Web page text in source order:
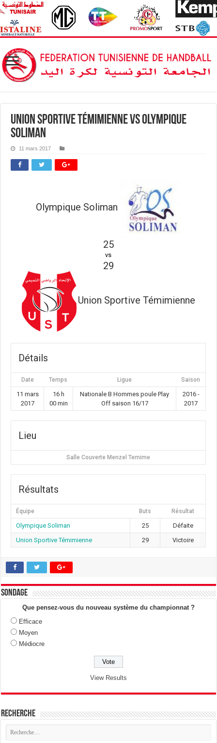
Union Sportive Témimienne vs Olympique
Soliman
11 mars 2017
Olympique Soliman
25
vs
29
Union Sportive Témimienne
Détails
Date Temps Ligue Saison
11 mars
2017
16 h
00 min
Nationale B Hommes poule Play
Off saison 16/17
2016 -
2017
Lieu
Salle Couverte Menzel Temime
Résultats
Équipe Buts Résultat
Olympique Soliman 25
Défaite
Union Sportive Témimienne
29 Victoire
Sondage
Que pensez-vous du nouveau système du championnat ?
Efficace
Moyen
Médiocre
View Results
Recherche